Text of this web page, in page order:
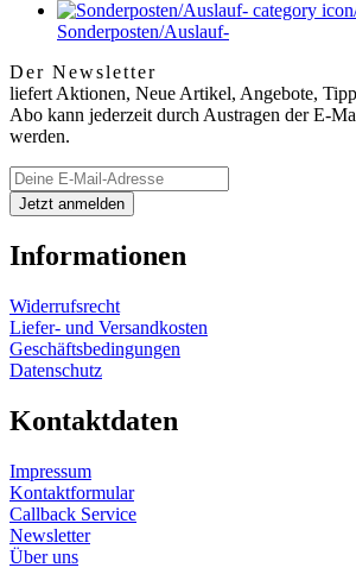
Sonderposten/Auslauf-
Der Newsletter
liefert Aktionen, Neue Artikel, Angebote,
Abo kann jederzeit durch Austragen der E-
werden.
Informationen
Widerrufsrecht
Liefer- und Versandkosten
Geschäftsbedingungen
Datenschutz
Kontaktdaten
Impressum
Kontaktformular
Callback Service
Newsletter
Über uns